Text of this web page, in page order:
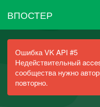
ВПОСТЕР
Ошибка VK API #5
Недействительный
сообщества нужно
повторно.